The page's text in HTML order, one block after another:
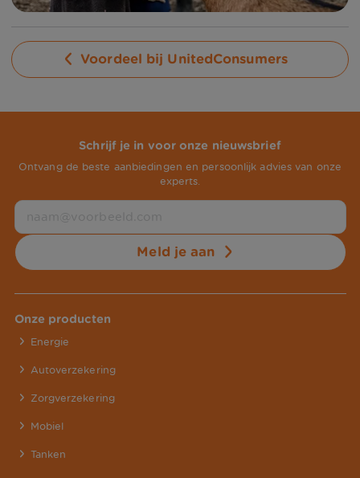
Voordeel bij UnitedConsumers
Schrijf je in voor onze nieuwsbrief
Ontvang de beste aanbiedingen en persoonlijk advies van onze
experts.
Meld je aan
Onze producten
Energie
Autoverzekering
Zorgverzekering
Mobiel
Tanken